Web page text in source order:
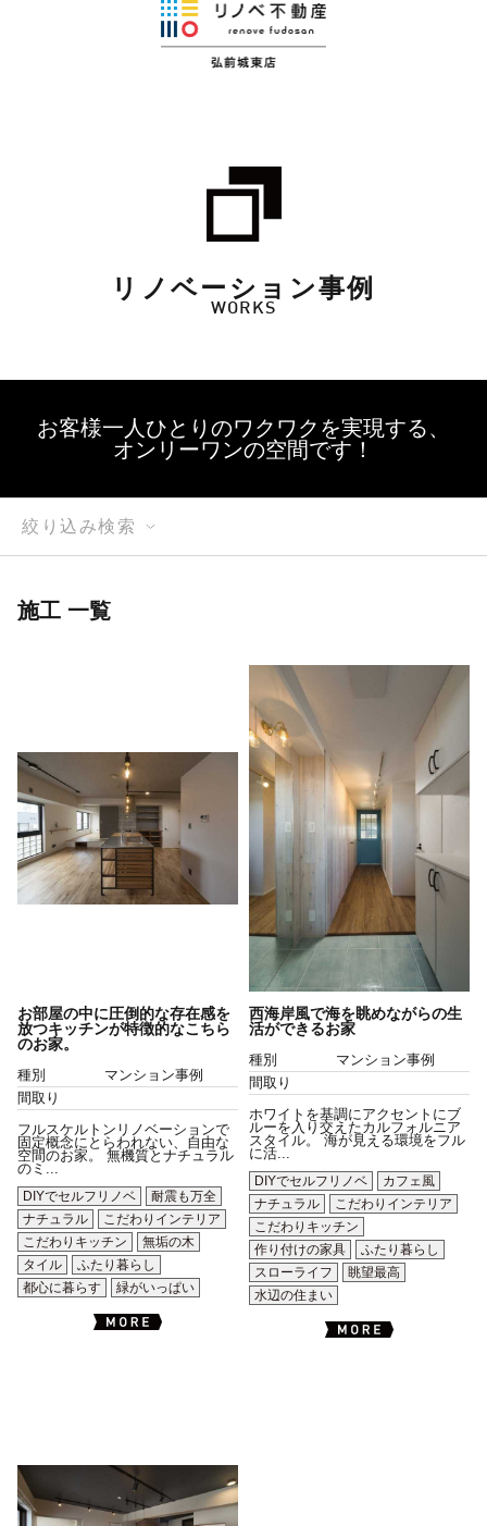
リノベーション事例
WORKS
お客様一人ひとりのワクワクを実現する、
オンリーワンの空間です！
絞り込み検索
施工 一覧
お部屋の中に圧倒的な存在感を
放つキッチンが特徴的なこちら
のお家。
種別
マンション事例
間取り
フルスケルトンリノベーションで
固定概念にとらわれない、自由な
空間のお家。 無機質とナチュラル
のミ...
DIYでセルフリノベ
耐震も万全
ナチュラル
こだわりインテリア
こだわりキッチン
無垢の木
タイル
ふたり暮らし
都心に暮らす
緑がいっぱい
西海岸風で海を眺めながらの生
活ができるお家
種別
マンション事例
間取り
ホワイトを基調にアクセントにブ
ルーを入り交えたカルフォルニア
スタイル。 海が見える環境をフル
に活...
DIYでセルフリノベ
カフェ風
ナチュラル
こだわりインテリア
こだわりキッチン
作り付けの家具
ふたり暮らし
スローライフ
眺望最高
水辺の住まい